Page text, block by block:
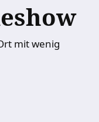
mit wenig